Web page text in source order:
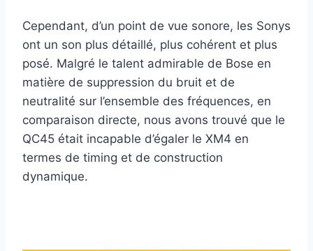
Cependant, d’un point de vue sonore, les Sonys
ont un son plus détaillé, plus cohérent et plus
posé. Malgré le talent admirable de Bose en
matière de suppression du bruit et de
neutralité sur l’ensemble des fréquences, en
comparaison directe, nous avons trouvé que le
QC45 était incapable d’égaler le XM4 en
termes de timing et de construction
dynamique.